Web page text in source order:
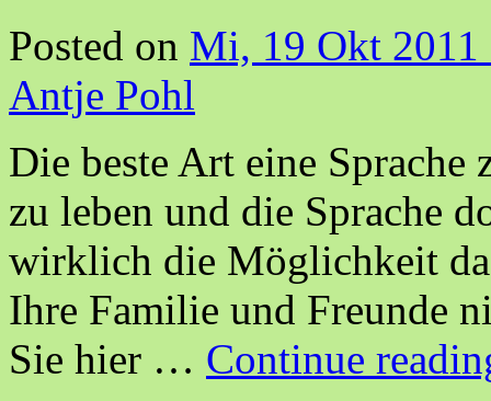
Posted on Mi, 19 Okt 2011
Antje Pohl
Die beste Art eine
zu leben und die Sprache
wirklich die Möglichkeit
Ihre Familie und Freunde
Sie hier … Continue